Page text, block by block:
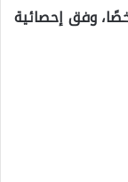
هذا العام، 174 ألفًا و726 شخصًا، وفق إحصائية